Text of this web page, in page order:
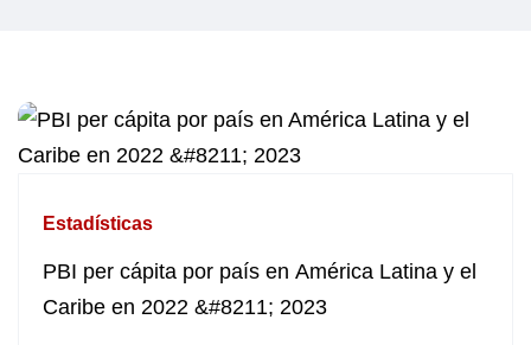
Estadísticas
PBI per cápita por país en América Latina y el
Caribe en 2022 &#8211; 2023